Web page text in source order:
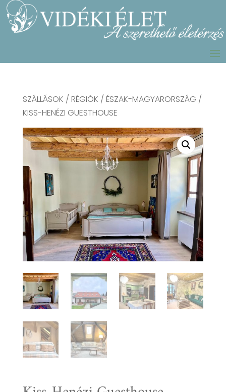
SZÁLLÁSOK / RÉGIÓK / ÉSZAK-MAGYARORSZÁG /
KISS-HENÉZI GUESTHOUSE